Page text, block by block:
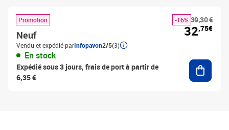
Promotion
Neuf
Vendu et expédié parInfopavon2/5(3)
En stock
Expédié sous 3 jours, frais de port à partir de
6,35 €
39,30 €
-16%
32,75€